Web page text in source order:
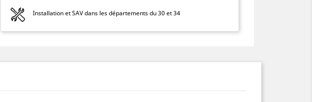
Installation et SAV dans les départements du 30 et 34